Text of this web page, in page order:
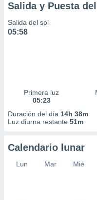
Salida y Puesta del
Salida del sol
05:58
Primera luz
05:23
Duración del día 14h 38m
Luz diurna restante 51m
Calendario lunar
Lun Mar Mié